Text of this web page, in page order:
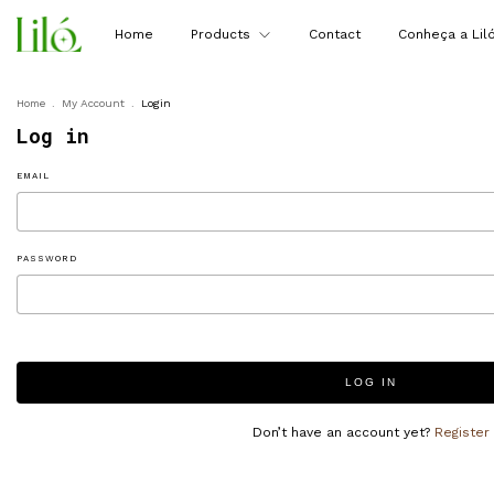
Home Products Contact Conheça a Liló
Home My Account Login
Log in
EMAIL
PASSWORD
LOG IN
Don’t have an account yet? Register